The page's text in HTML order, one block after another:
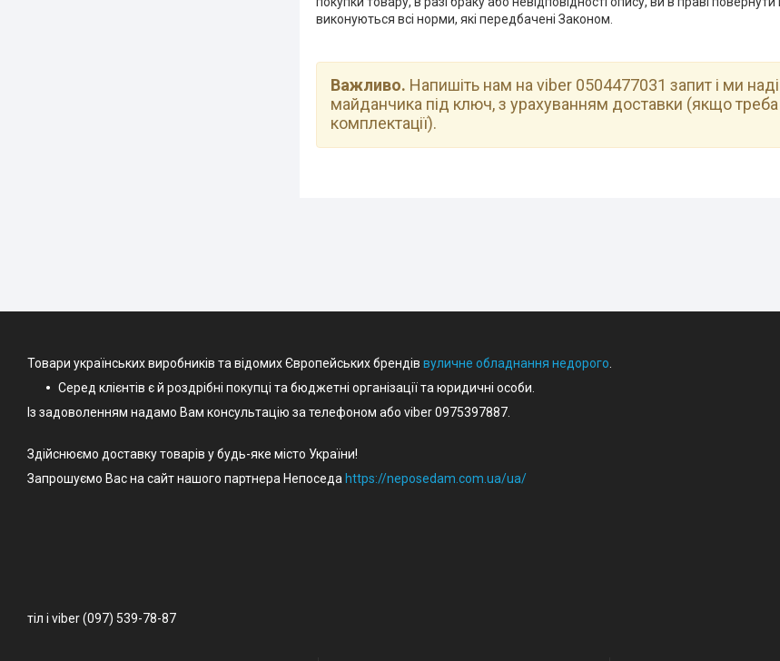
виконуються всі норми, які передбачені Законом.
Важливо. Напишіть нам на viber 0504477031 запит і ми
майданчика під ключ, з урахуванням доставки (якщо треба
комплектації).
Товари українських виробників та відомих Європейських брендів вуличне обладнання недорого
Серед клієнтів є й роздрібні покупці та бюджетні організації та юридичні особи.
Із задоволенням надамо Вам консультацію за телефоном або viber 0975397887.
Здійснюємо доставку товарів у будь-яке місто України!
Запрошуємо Вас на сайт нашого партнера Непоседа https://neposedam.com.ua/ua/
тіл і viber (097) 539-78-87